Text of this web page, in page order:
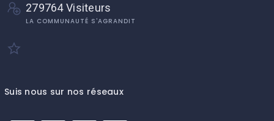
279764 Visiteurs
LA COMMUNAUTÉ S'AGRANDIT
Suis nous sur nos réseaux